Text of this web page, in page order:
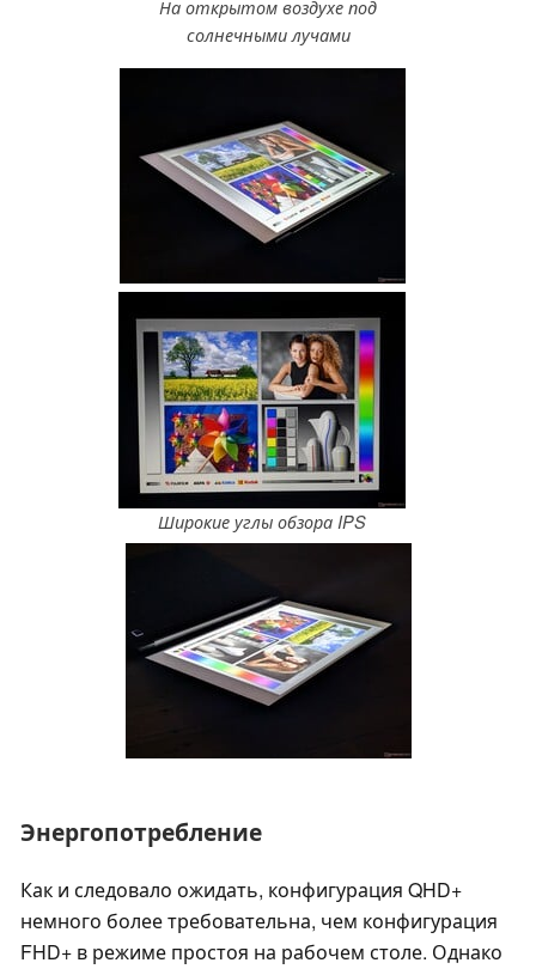
На открытом воздухе под
солнечными лучами
Широкие углы обзора IPS
Энергопотребление
Как и следовало ожидать, конфигурация QHD+
немного более требовательна, чем конфигурация
FHD+ в режиме простоя на рабочем столе. Однако